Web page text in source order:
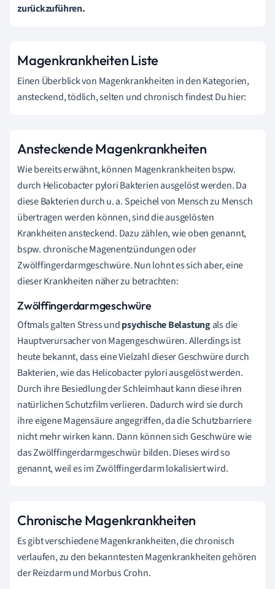
zurückzuführen.
Magenkrankheiten Liste
Einen Überblick von Magenkrankheiten in den Kategorien,
ansteckend, tödlich, selten und chronisch findest Du hier:
Ansteckende Magenkrankheiten
Wie bereits erwähnt, können Magenkrankheiten bspw.
durch Helicobacter pylori Bakterien ausgelöst werden. Da
diese Bakterien durch u. a. Speichel von Mensch zu Mensch
übertragen werden können, sind die ausgelösten
Krankheiten ansteckend. Dazu zählen, wie oben genannt,
bspw. chronische Magenentzündungen oder
Zwölffingerdarmgeschwüre. Nun lohnt es sich aber, eine
dieser Krankheiten näher zu betrachten:
Zwölffingerdarmgeschwüre
Oftmals galten Stress undpsychische Belastungals die
Hauptverursacher von Magengeschwüren. Allerdings ist
heute bekannt, dass eine Vielzahl dieser Geschwüre durch
Bakterien, wie das Helicobacter pylori ausgelöst werden.
Durch ihre Besiedlung der Schleimhaut kann diese ihren
natürlichen Schutzfilm verlieren. Dadurch wird sie durch
ihre eigene Magensäure angegriffen, da die Schutzbarriere
nicht mehr wirken kann. Dann können sich Geschwüre wie
das Zwölffingerdarmgeschwür bilden. Dieses wird so
genannt, weil es im Zwölffingerdarm lokalisiert wird.
Chronische Magenkrankheiten
Es gibt verschiedene Magenkrankheiten, die chronisch
verlaufen, zu den bekanntesten Magenkrankheiten gehören
der Reizdarm und Morbus Crohn.